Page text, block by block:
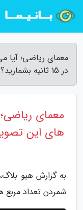
معمای ریاضی؛ آیا
در 15 ثانیه بشمارید؟ - هیو بلاگ
معمای ریاضی؛
های این تصویر را در 15
به گزارش هیو
شمردن تعداد مربع های